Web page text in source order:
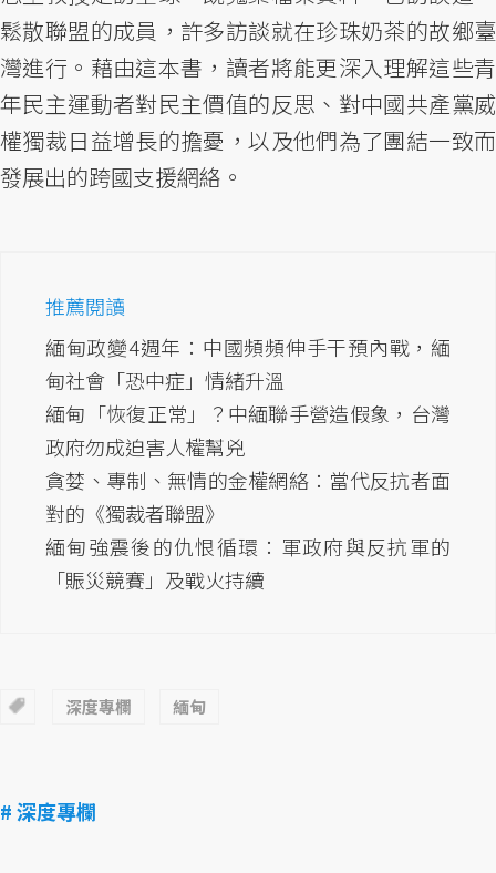
鬆散聯盟的成員，許多訪談就在珍珠奶茶的故鄉臺
灣進行。藉由這本書，讀者將能更深入理解這些青
年民主運動者對民主價值的反思、對中國共產黨威
權獨裁日益增長的擔憂，以及他們為了團結一致而
發展出的跨國支援網絡。
推薦閱讀
緬甸政變4週年：中國頻頻伸手干預內戰，緬
甸社會「恐中症」情緒升溫
緬甸「恢復正常」？中緬聯手營造假象，台灣
政府勿成迫害人權幫兇
貪婪、專制、無情的金權網絡：當代反抗者面
對的《獨裁者聯盟》
緬甸強震後的仇恨循環：軍政府與反抗軍的
「賑災競賽」及戰火持續
深度專欄 緬甸
# 深度專欄